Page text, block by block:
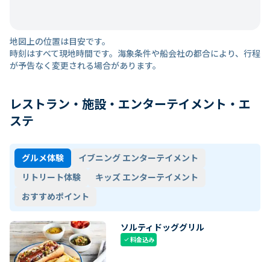
地図上の位置は目安です。
時刻はすべて現地時間です。海象条件や船会社の都合により、行程
が予告なく変更される場合があります。
レストラン・施設・エンターテイメント・エ
ステ
グルメ体験
イブニング エンターテイメント
リトリート体験
キッズ エンターテイメント
おすすめポイント
ソルティドッググリル
check料金込み